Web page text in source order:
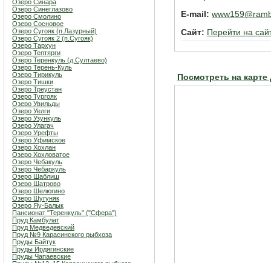
Озеро Синара
Озеро Синеглазово
Озеро Смолино
Озеро Сосновое
Озеро Сугояк (п.Лазурный)
Озеро Сугояк 2 (п.Сугояк)
Озеро Тархун
Озеро Тептярги
Озеро Теренкуль (д.Султаево)
Озеро Терень-Куль
Озеро Тирикуль
Озеро Тишки
Озеро Треустан
Озеро Тургояк
Озеро Увильды
Озеро Уелги
Озеро Узункуль
Озеро Улагач
Озеро Урефты
Озеро Уфимское
Озеро Хохлан
Озеро Хохловатое
Озеро Чебакуль
Озеро Чебаркуль
Озеро Шаблиш
Озеро Шатрово
Озеро Шелюгино
Озеро Шугуняк
Озеро Яу-Балык
Пансионат "Теренкуль" ("Сфера")
Пруд Камбулат
Пруд Медведевский
Пруд №9 Карасинского рыбхоза
Пруды Байтук
Пруды Ирдягинские
Пруды Чапаевские
E-mail:
Сайт: Перейти на
Посмотреть на